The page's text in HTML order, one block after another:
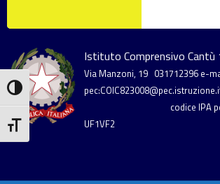
Attiva/disattiva alto contrasto
Attiva/disattiva dimensione testo
Istituto Comprensivo Cantù
Via Manzoni, 19 031712396 e-
codice IPA per
UF1VF2